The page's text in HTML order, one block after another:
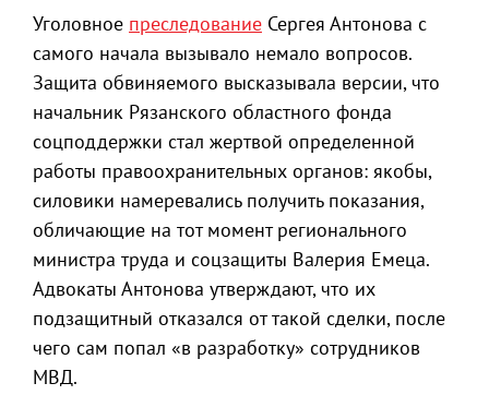
Уголовное преследование Сергея Антонова с
самого начала вызывало немало вопросов.
Защита обвиняемого высказывала версии, что
начальник Рязанского областного фонда
соцподдержки стал жертвой определенной
работы правоохранительных органов: якобы,
силовики намеревались получить показания,
обличающие на тот момент регионального
министра труда и соцзащиты Валерия Емеца.
Адвокаты Антонова утверждают, что их
подзащитный отказался от такой сделки, после
чего сам попал «в разработку» сотрудников
МВД.